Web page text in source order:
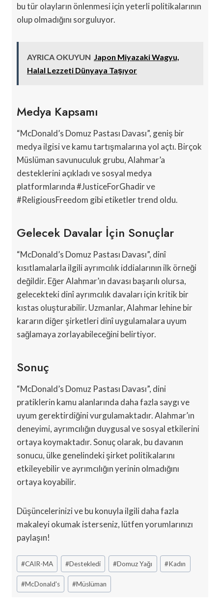
bu tür olayların önlenmesi için yeterli politikalarının
olup olmadığını sorguluyor.
AYRICA OKUYUN Japon Miyazaki Wagyu,
Halal Lezzeti Dünyaya Taşıyor
Medya Kapsamı
“McDonald’s Domuz Pastası Davası”, geniş bir
medya ilgisi ve kamu tartışmalarına yol açtı. Birçok
Müslüman savunuculuk grubu, Alahmar’a
desteklerini açıkladı ve sosyal medya
platformlarında #JusticeForGhadir ve
#ReligiousFreedom gibi etiketler trend oldu.
Gelecek Davalar İçin Sonuçlar
“McDonald’s Domuz Pastası Davası”, dinî
kısıtlamalarla ilgili ayrımcılık iddialarının ilk örneği
değildir. Eğer Alahmar’ın davası başarılı olursa,
gelecekteki dinî ayrımcılık davaları için kritik bir
kıstas oluşturabilir. Uzmanlar, Alahmar lehine bir
kararın diğer şirketleri dinî uygulamalara uyum
sağlamaya zorlayabileceğini belirtiyor.
Sonuç
“McDonald’s Domuz Pastası Davası”, dini
pratiklerin kamu alanlarında daha fazla saygı ve
uyum gerektirdiğini vurgulamaktadır. Alahmar’ın
deneyimi, ayrımcılığın duygusal ve sosyal etkilerini
ortaya koymaktadır. Sonuç olarak, bu davanın
sonucu, ülke genelindeki şirket politikalarını
etkileyebilir ve ayrımcılığın yerinin olmadığını
ortaya koyabilir.
Düşüncelerinizi ve bu konuyla ilgili daha fazla
makaleyi okumak isterseniz, lütfen yorumlarınızı
paylaşın!
Post
Tags:
#CAIR-MA #Destekledi #Domuz Yağı #Kadın
#McDonald's #Müslüman